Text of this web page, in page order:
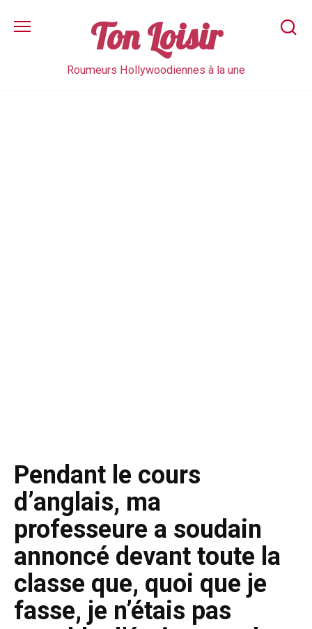
content
Ton Loisir
Roumeurs Hollywoodiennes à la une
Pendant le cours
d’anglais, ma
professeure a soudain
annoncé devant toute la
classe que, quoi que je
fasse, je n’étais pas